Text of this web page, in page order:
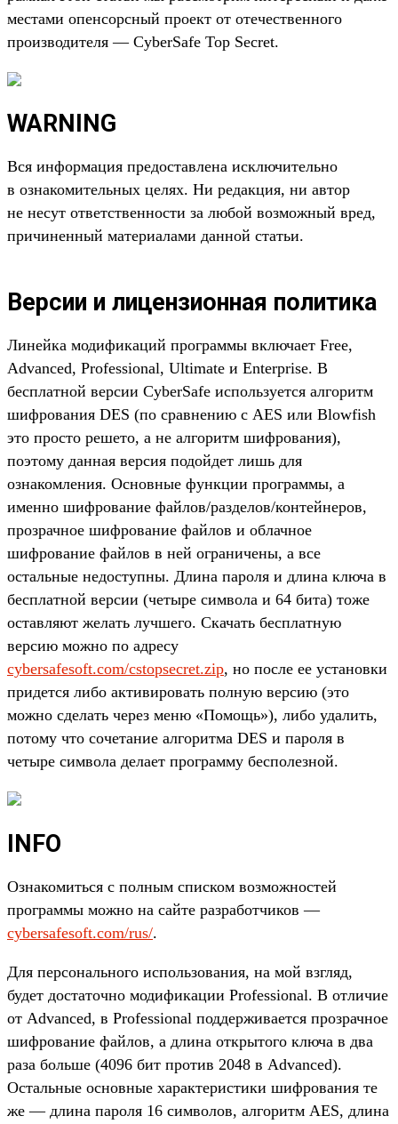
местами опенсорсный проект от отечественного
производителя — CyberSafe Top Secret.
WARNING
Вся информация предоставлена исключительно
в ознакомительных целях. Ни редакция, ни автор
не несут ответственности за любой возможный вред,
причиненный материалами данной статьи.
Версии и лицензионная политика
Линейка модификаций программы включает Free,
Advanced, Professional, Ultimate и Enterprise. В
бесплатной версии CyberSafe используется алгоритм
шифрования DES (по сравнению с AES или Blowfish
это просто решето, а не алгоритм шифрования),
поэтому данная версия подойдет лишь для
ознакомления. Основные функции программы, а
именно шифрование файлов/разделов/контейнеров,
прозрачное шифрование файлов и облачное
шифрование файлов в ней ограничены, а все
остальные недоступны. Длина пароля и длина ключа в
бесплатной версии (четыре символа и 64 бита) тоже
оставляют желать лучшего. Скачать бесплатную
версию можно по адресу
cybersafesoft.com/cstopsecret.zip, но после ее установки
придется либо активировать полную версию (это
можно сделать через меню «Помощь»), либо удалить,
потому что сочетание алгоритма DES и пароля в
четыре символа делает программу бесполезной.
INFO
Ознакомиться с полным списком возможностей
программы можно на сайте разработчиков —
cybersafesoft.com/rus/.
Для персонального использования, на мой взгляд,
будет достаточно модификации Professional. В отличие
от Advanced, в Professional поддерживается прозрачное
шифрование файлов, а длина открытого ключа в два
раза больше (4096 бит против 2048 в Advanced).
Остальные основные характеристики шифрования те
же — длина пароля 16 символов, алгоритм AES, длина